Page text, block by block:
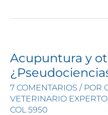
Nutrición
Acupuntura y
7 COMENTARIOS / POR
VETERINARIO
COL 5950